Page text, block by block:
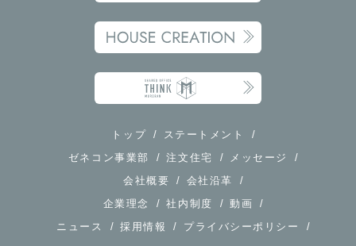
2019年12月
2019年11月
2019年10月
2019年8月
2019年7月
トップ
ステートメント
ゼネコン事業部
注文住宅
メッセージ
会社概要
会社沿革
企業理念
社内制度
動画
ニュース
採用情報 プライバシーポリシー